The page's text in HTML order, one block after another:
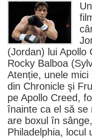
(Jordan) lui Apollo
Rocky Balboa (
Atenție, unele
din Chronicle şi
pe Apollo Creed,
înainte ca el să se
are boxul în
Philadelphia, locul